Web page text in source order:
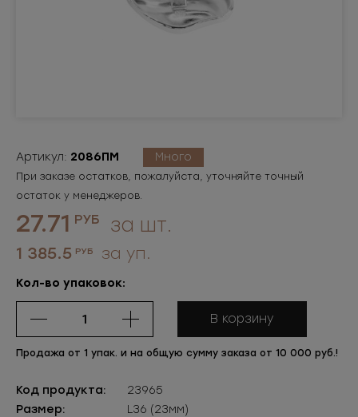
Артикул: 2086ПМ Много
При заказе остатков, пожалуйста, уточняйте точный
остаток у менеджеров.
27.71 РУБ за шт.
1 385.5 РУБ за уп.
Кол-во упаковок:
В корзину
Продажа от 1 упак. и на общую сумму заказа от 10 000 руб.!
Код продукта:
23965
Размер:
L36 (23мм)